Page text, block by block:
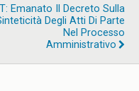
Emanato Il Decreto Sulla
Degli Atti Di Parte
Nel Processo
Amministrativo